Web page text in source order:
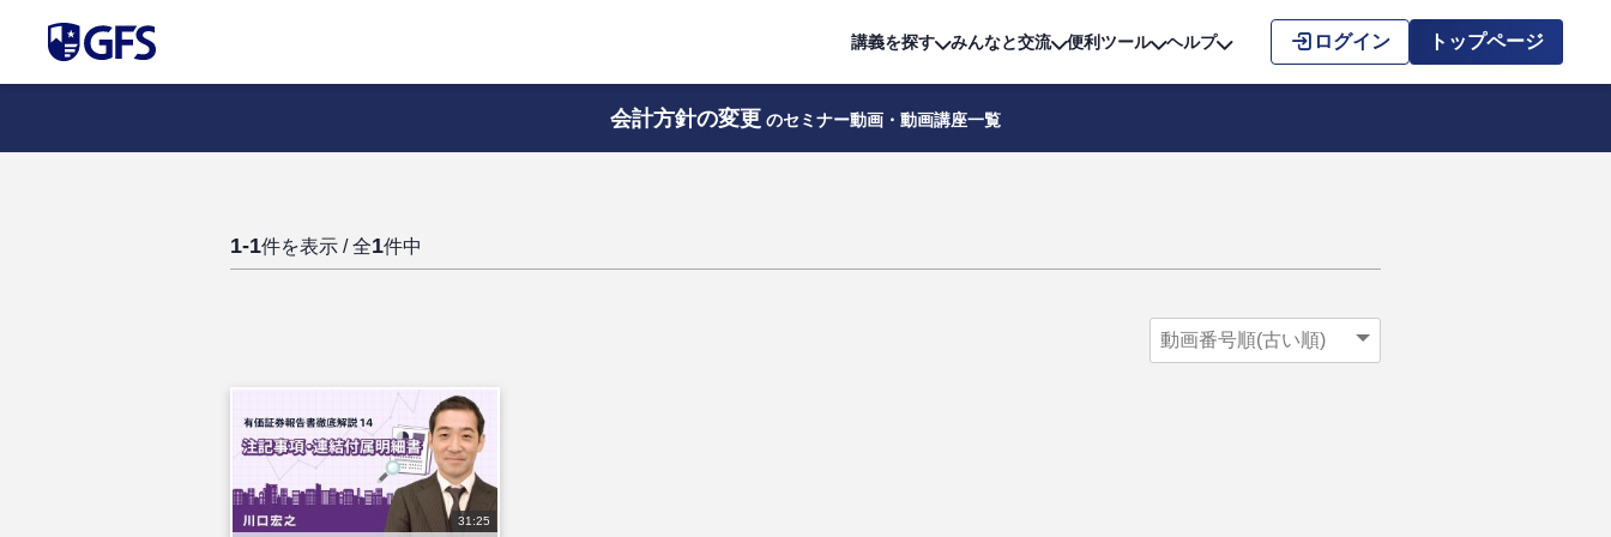
講義を探す みんなと交流 便利ツール ヘルプ ログイン トップページ
会計方針の変更 のセミナー動画・動画講座一覧
1-1件を表示 / 全1件中
31:25